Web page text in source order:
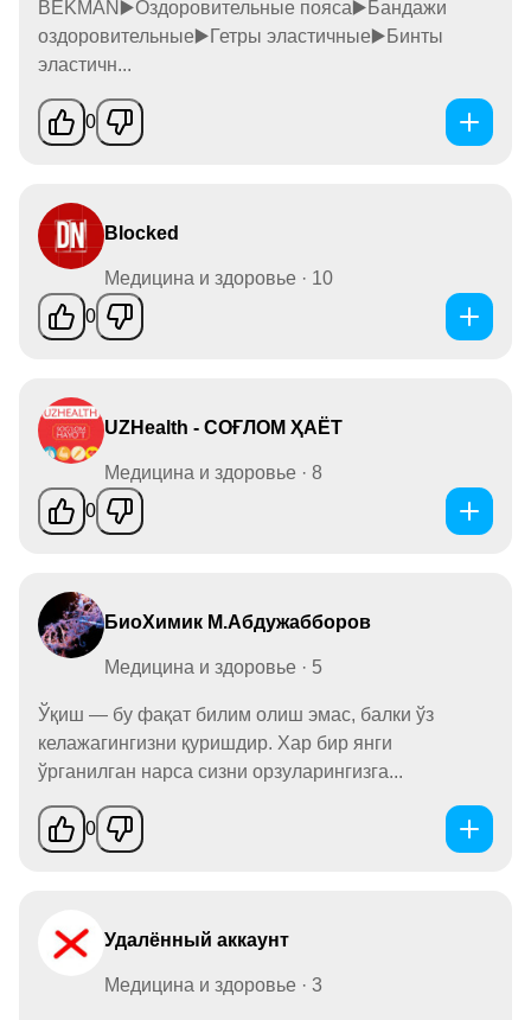
BEKMAN▶️Оздоровительные пояса▶️Бандажи
оздоровительные▶️Гетры эластичные▶️Бинты
эластичн...
0
Blocked
Медицина и здоровье · 10
0
UZHealth - СОҒЛОМ ҲАЁТ
Медицина и здоровье · 8
0
БиоХимик М.Абдужабборов
Медицина и здоровье · 5
Ўқиш — бу фақат билим олиш эмас, балки ўз
келажагингизни қуришдир. Хар бир янги
ўрганилган нарса сизни орзуларингизга...
0
Удалённый аккаунт
Медицина и здоровье · 3